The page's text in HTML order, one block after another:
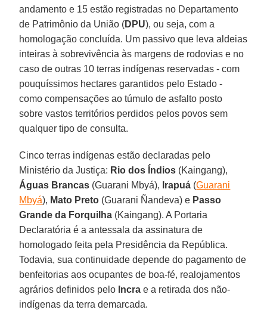
andamento e 15 estão registradas no Departamento
de Patrimônio da União (DPU), ou seja, com a
homologação concluída. Um passivo que leva aldeias
inteiras à sobrevivência às margens de rodovias e no
caso de outras 10 terras indígenas reservadas - com
pouquíssimos hectares garantidos pelo Estado -
como compensações ao túmulo de asfalto posto
sobre vastos territórios perdidos pelos povos sem
qualquer tipo de consulta.
Cinco terras indígenas estão declaradas pelo
Ministério da Justiça: Rio dos Índios (Kaingang),
Águas Brancas (Guarani Mbyá), Irapuá (Guarani
Mbyá), Mato Preto (Guarani Ñandeva) e Passo
Grande da Forquilha (Kaingang). A Portaria
Declaratória é a antessala da assinatura de
homologado feita pela Presidência da República.
Todavia, sua continuidade depende do pagamento de
benfeitorias aos ocupantes de boa-fé, realojamentos
agrários definidos pelo Incra e a retirada dos não-
indígenas da terra demarcada.